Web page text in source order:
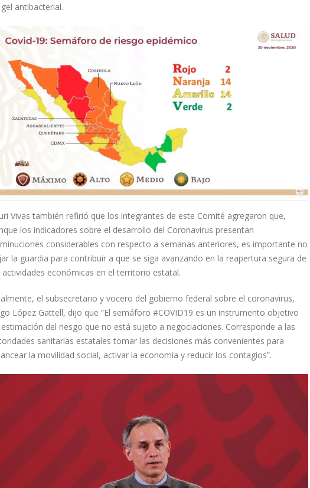
antibacterial.
Vivas también refirió que los integrantes de este Comité agregaron que,
los indicadores sobre el desarrollo del Coronavirus presentan
considerables con respecto a semanas anteriores, es importante no
la guardia para contribuir a que se siga avanzando en la reapertura segura de
actividades económicas en el territorio estatal.
el subsecretario y vocero del gobierno federal sobre el coronavirus,
López Gattell, dijo que “El semáforo #COVID19 es un instrumento objetivo
del riesgo que no está sujeto a negociaciones. Corresponde a las
sanitarias estatales tomar las decisiones más convenientes para
la movilidad social, activar la economía y reducir los contagios”.